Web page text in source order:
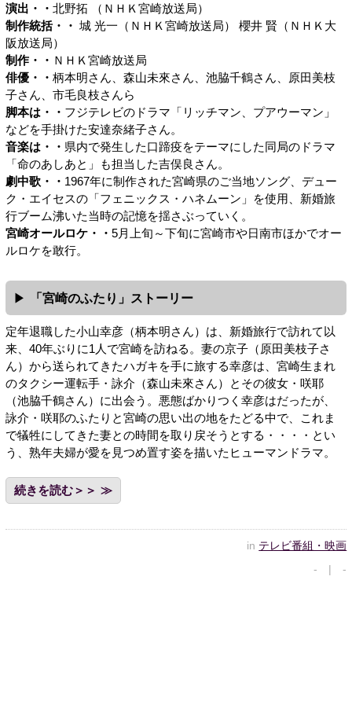
演出・・ 北野拓 （ＮＨＫ宮崎放送局）
制作統括・・ 城 光一（ＮＨＫ宮崎放送局） 櫻井 賢（ＮＨＫ大
阪放送局）
制作・・ ＮＨＫ宮崎放送局
俳優・・ 柄本明さん、森山未來さん、池脇千鶴さん、原田美枝
子さん、市毛良枝さんら
脚本は・・ フジテレビのドラマ「リッチマン、プアウーマン」
などを手掛けた安達奈緒子さん。
音楽は・・ 県内で発生した口蹄疫をテーマにした同局のドラマ
「命のあしあと」も担当した吉俣良さん。
劇中歌・・ 1967年に制作された宮崎県のご当地ソング、デュー
ク・エイセスの「フェニックス・ハネムーン」を使用、新婚旅
行ブーム沸いた当時の記憶を揺さぶっていく。
宮崎オールロケ・・ 5月上旬～下旬に宮崎市や日南市ほかでオー
ルロケを敢行。
「宮崎のふたり」ストーリー
定年退職した小山幸彦（柄本明さん）は、新婚旅行で訪れて以
来、40年ぶりに1人で宮崎を訪ねる。妻の京子（原田美枝子さ
ん）から送られてきたハガキを手に旅する幸彦は、宮崎生まれ
のタクシー運転手・詠介（森山未來さん）とその彼女・咲耶
（池脇千鶴さん）に出会う。悪態ばかりつく幸彦はだったが、
詠介・咲耶のふたりと宮崎の思い出の地をたどる中で、これま
で犠牲にしてきた妻との時間を取り戻そうとする・・・・とい
う、熟年夫婦が愛を見つめ置す姿を描いたヒューマンドラマ。
続きを読む＞＞
in テレビ番組・映画
- | -